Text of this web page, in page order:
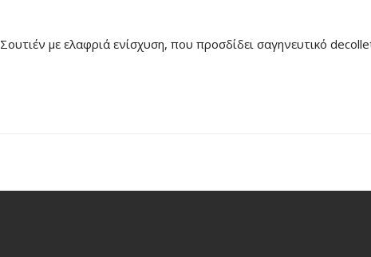
Σουτιέν με ελαφριά ενίσχυση, που προσδίδει σαγηνευτικό